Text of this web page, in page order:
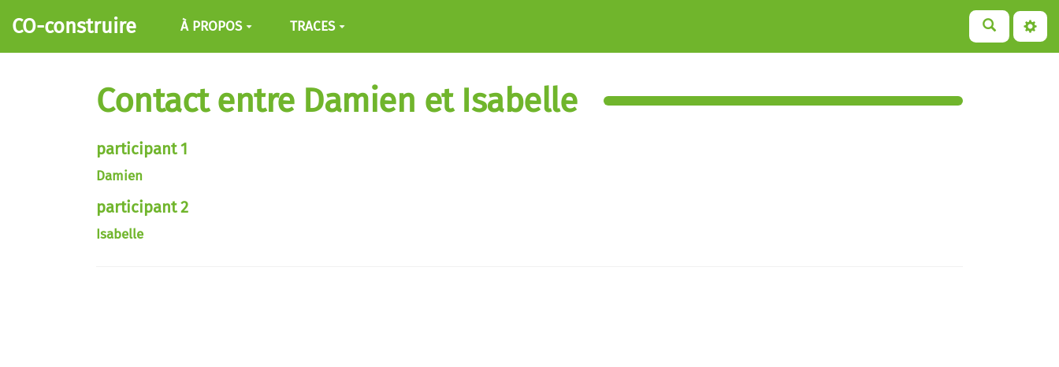
Aller au contenu principal
CO-construire À PROPOS TRACES
Contact entre Damien et Isabelle
participant 1
Damien
participant 2
Isabelle